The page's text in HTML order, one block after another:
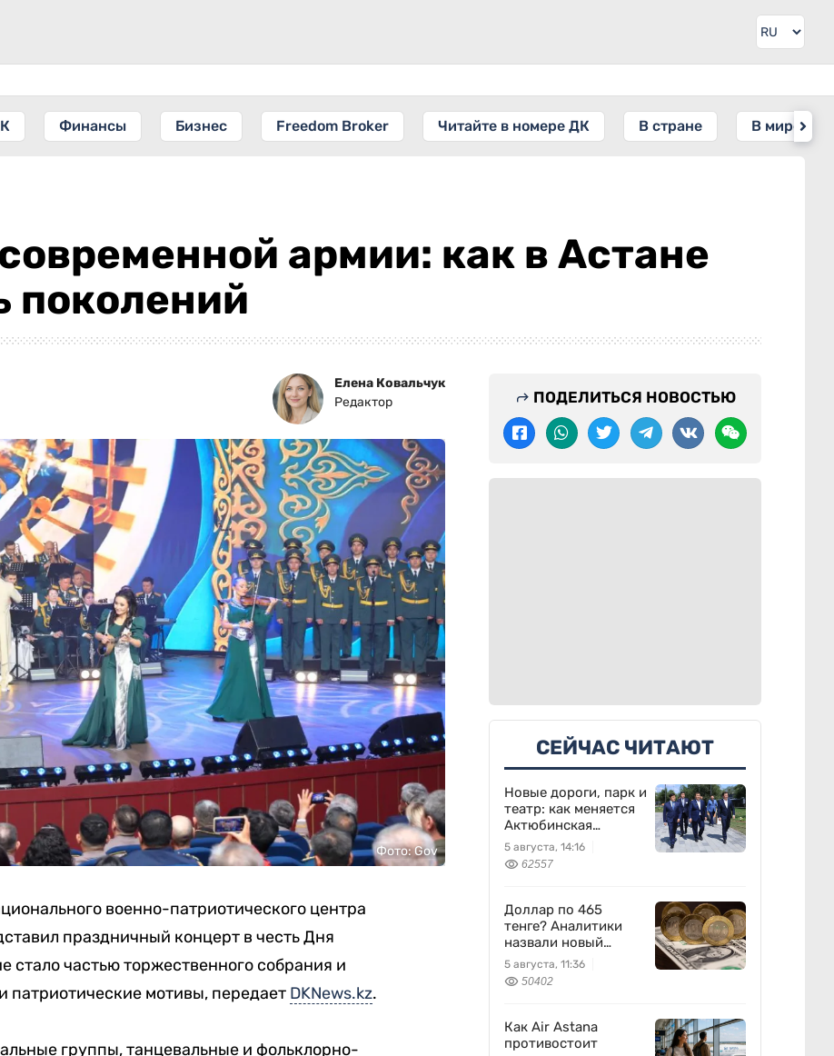
Финансы Бизнес Freedom Broker Читайте в номере ДК В стране В мире
армии: как в Астане
поколений
Елена Ковальчук
Редактор
Фото: Gov
военно-патриотического центра
праздничный концерт в честь Дня
стало частью торжественного собрания и
патриотические мотивы, передает DKNews.kz.
группы, танцевальные и фольклорно-
ПОДЕЛИТЬСЯ НОВОСТЬЮ
СЕЙЧАС ЧИТАЮТ
Новые дороги, парк и
театр: как меняется
Актюбинская
область
5 августа, 14:16
62557
Доллар по 465
тенге? Аналитики
назвали новый
диапазон
5 августа, 11:36
50402
Как Air Astana
противостоит